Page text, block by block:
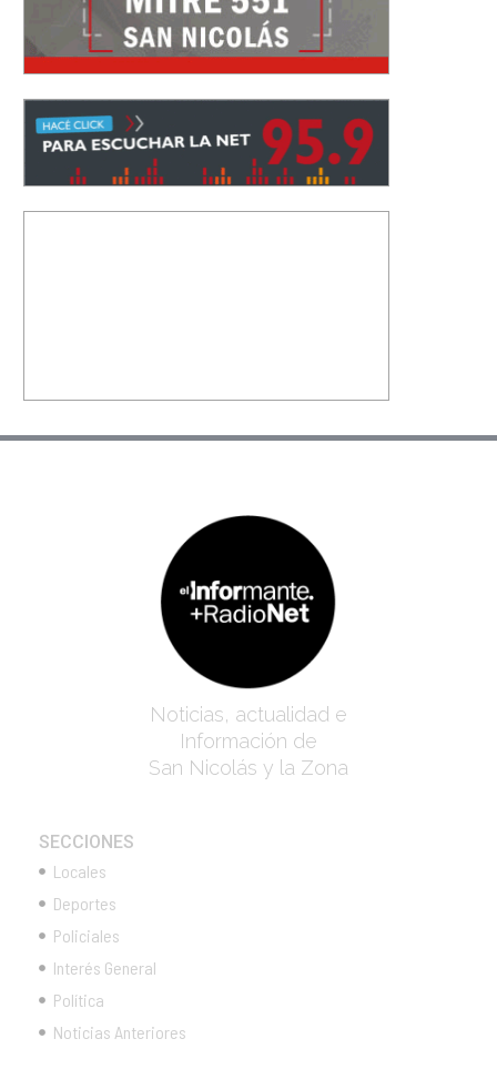
Noticias, actualidad e
Información de
San Nicolás y la Zona
SECCIONES
Locales
Deportes
Policiales
Interés General
Política
Noticias Anteriores